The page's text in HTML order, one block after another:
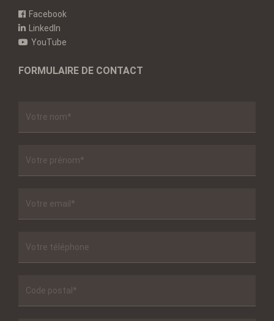
Facebook
LinkedIn
YouTube
FORMULAIRE DE CONTACT